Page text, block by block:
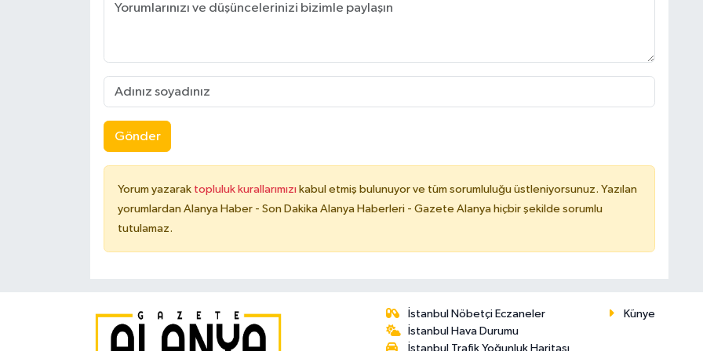
Gönder
Yorum yazarak topluluk kurallarımızı kabul etmiş bulunuyor ve tüm sorumluluğu üstleniyorsunuz. Yazılan
yorumlardan Alanya Haber - Son Dakika Alanya Haberleri - Gazete Alanya hiçbir şekilde sorumlu
tutulamaz.
İstanbul Nöbetçi Eczaneler
İstanbul Hava Durumu
İstanbul Trafik Yoğunluk Haritası
Künye